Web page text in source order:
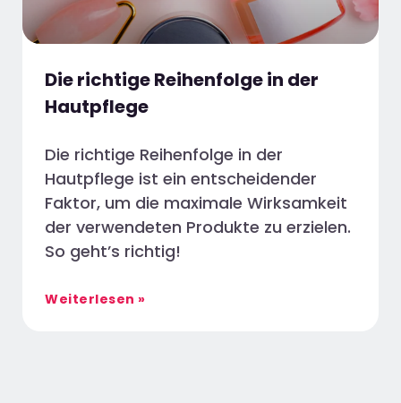
Die richtige Reihenfolge in der
Hautpflege
Die richtige Reihenfolge in der
Hautpflege ist ein entscheidender
Faktor, um die maximale Wirksamkeit
der verwendeten Produkte zu erzielen.
So geht’s richtig!
Weiterlesen »